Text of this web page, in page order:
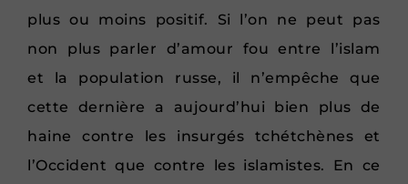
plus ou moins positif. Si l’on ne peut pas
non plus parler d’amour fou entre l’islam
et la population russe, il n’empêche que
cette dernière a aujourd’hui bien plus de
haine contre les insurgés tchétchènes et
l’Occident que contre les islamistes. En ce